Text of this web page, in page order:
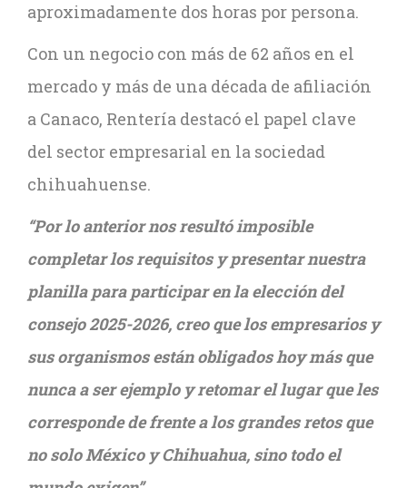
aproximadamente dos horas por persona.
Con un negocio con más de 62 años en el
mercado y más de una década de afiliación
a Canaco, Rentería destacó el papel clave
del sector empresarial en la sociedad
chihuahuense.
“Por lo anterior nos resultó imposible
completar los requisitos y presentar nuestra
planilla para participar en la elección del
consejo 2025-2026, creo que los empresarios y
sus organismos están obligados hoy más que
nunca a ser ejemplo y retomar el lugar que les
corresponde de frente a los grandes retos que
no solo México y Chihuahua, sino todo el